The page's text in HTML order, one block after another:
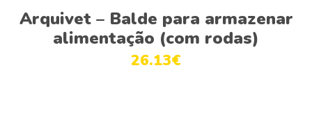
Adicionar
Arquivet – Balde para armazenar
alimentação (com rodas)
26.13€